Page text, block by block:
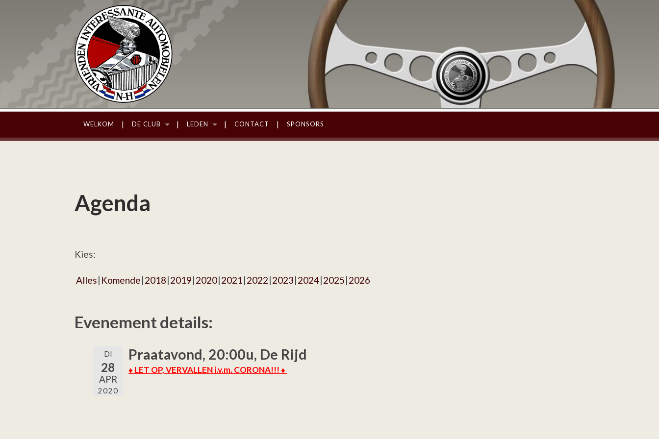
WELKOM DE CLUB LEDEN CONTACT SPONSORS
Agenda
Kies:
Alles Komende 2018 2019 2020 2021 2022 2023 2024 2025 2026
Evenement details:
DI
28
APR
2020
Praatavond, 20:00u, De Rijd
♦ LET OP, VERVALLEN i.v.m. CORONA!!! ♦